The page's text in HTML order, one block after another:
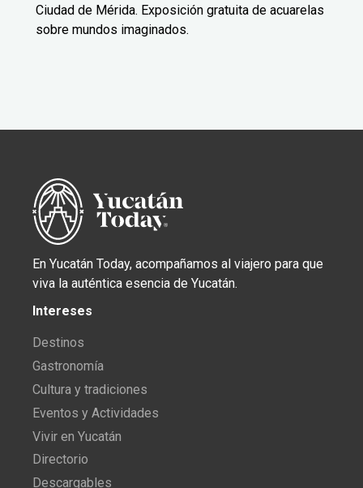
Ciudad de Mérida. Exposición gratuita de acuarelas
sobre mundos imaginados.
En Yucatán Today, acompañamos al viajero para que
viva la auténtica esencia de Yucatán.
Intereses
Destinos
Gastronomía
Cultura y tradiciones
Eventos y Actividades
Vivir en Yucatán
Directorio
Descargables